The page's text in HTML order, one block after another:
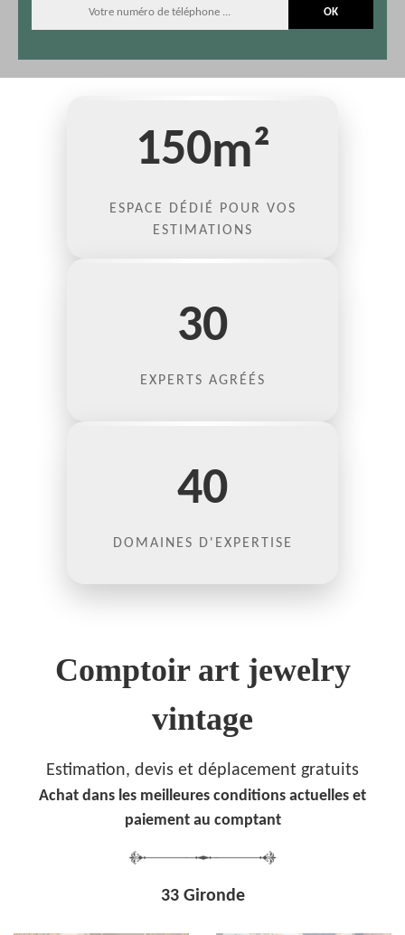
150m²
ESPACE DÉDIÉ POUR VOS
ESTIMATIONS
30
EXPERTS AGRÉÉS
40
DOMAINES D'EXPERTISE
Comptoir art jewelry
vintage
Estimation, devis et déplacement gratuits
Achat dans les meilleures conditions actuelles et
paiement au comptant
33 Gironde